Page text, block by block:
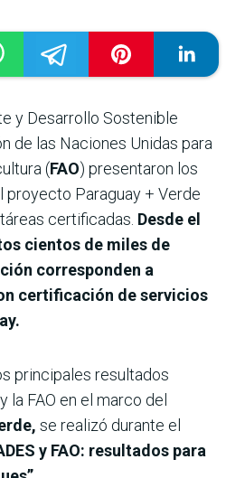
y Desarrollo Sostenible
de las Naciones Unidas para
(FAO) presentaron los
Paraguay + Verde
certificadas. Desde el
cientos de miles de
corresponden a
certificación de servicios
principales resultados
la FAO en el marco del
se realizó durante el
y FAO: resultados para